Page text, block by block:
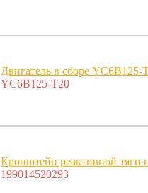
Двигатель в сборе
YC6B125-T20
Кронштейн реактивной
199014520293